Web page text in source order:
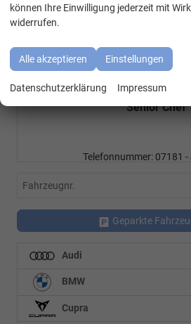
Özen
Senior Chef
Telefonnummer: 07181 -
Fahrzeugnr.
Geparkte
Audi
BMW
Cupra
können Ihre Einwilligung jederzeit mit
widerrufen.
Alle akzeptieren Einstellungen
Datenschutzerklärung Impressum